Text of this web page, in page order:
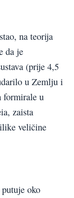
na teorija
da je
(prije 4,5
u Zemlju i
formirale u
zaista
veličine
oko